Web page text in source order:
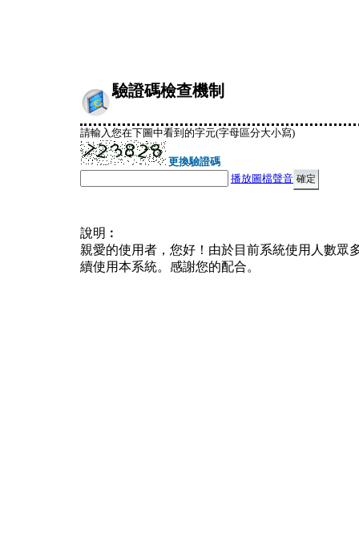
驗證碼檢查機制
請輸入您在下圖中看到的字元(字母區分大小寫)
更換驗證碼
播放圖檔聲音
說明︰
親愛的使用者，您好！由於目前系統使用人數眾
續使用本系統。感謝您的配合。